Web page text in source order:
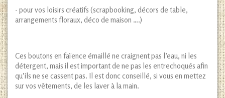
- pour vos loisirs créatifs (scrapbooking, décors de table,
arrangements floraux, déco de maison ….)
Ces boutons en faïence émaillé ne craignent pas l’eau, ni les
détergent, mais il est important de ne pas les entrechoqués afin
qu’ils ne se cassent pas. Il est donc conseillé, si vous en mettez
sur vos vêtements, de les laver à la main.